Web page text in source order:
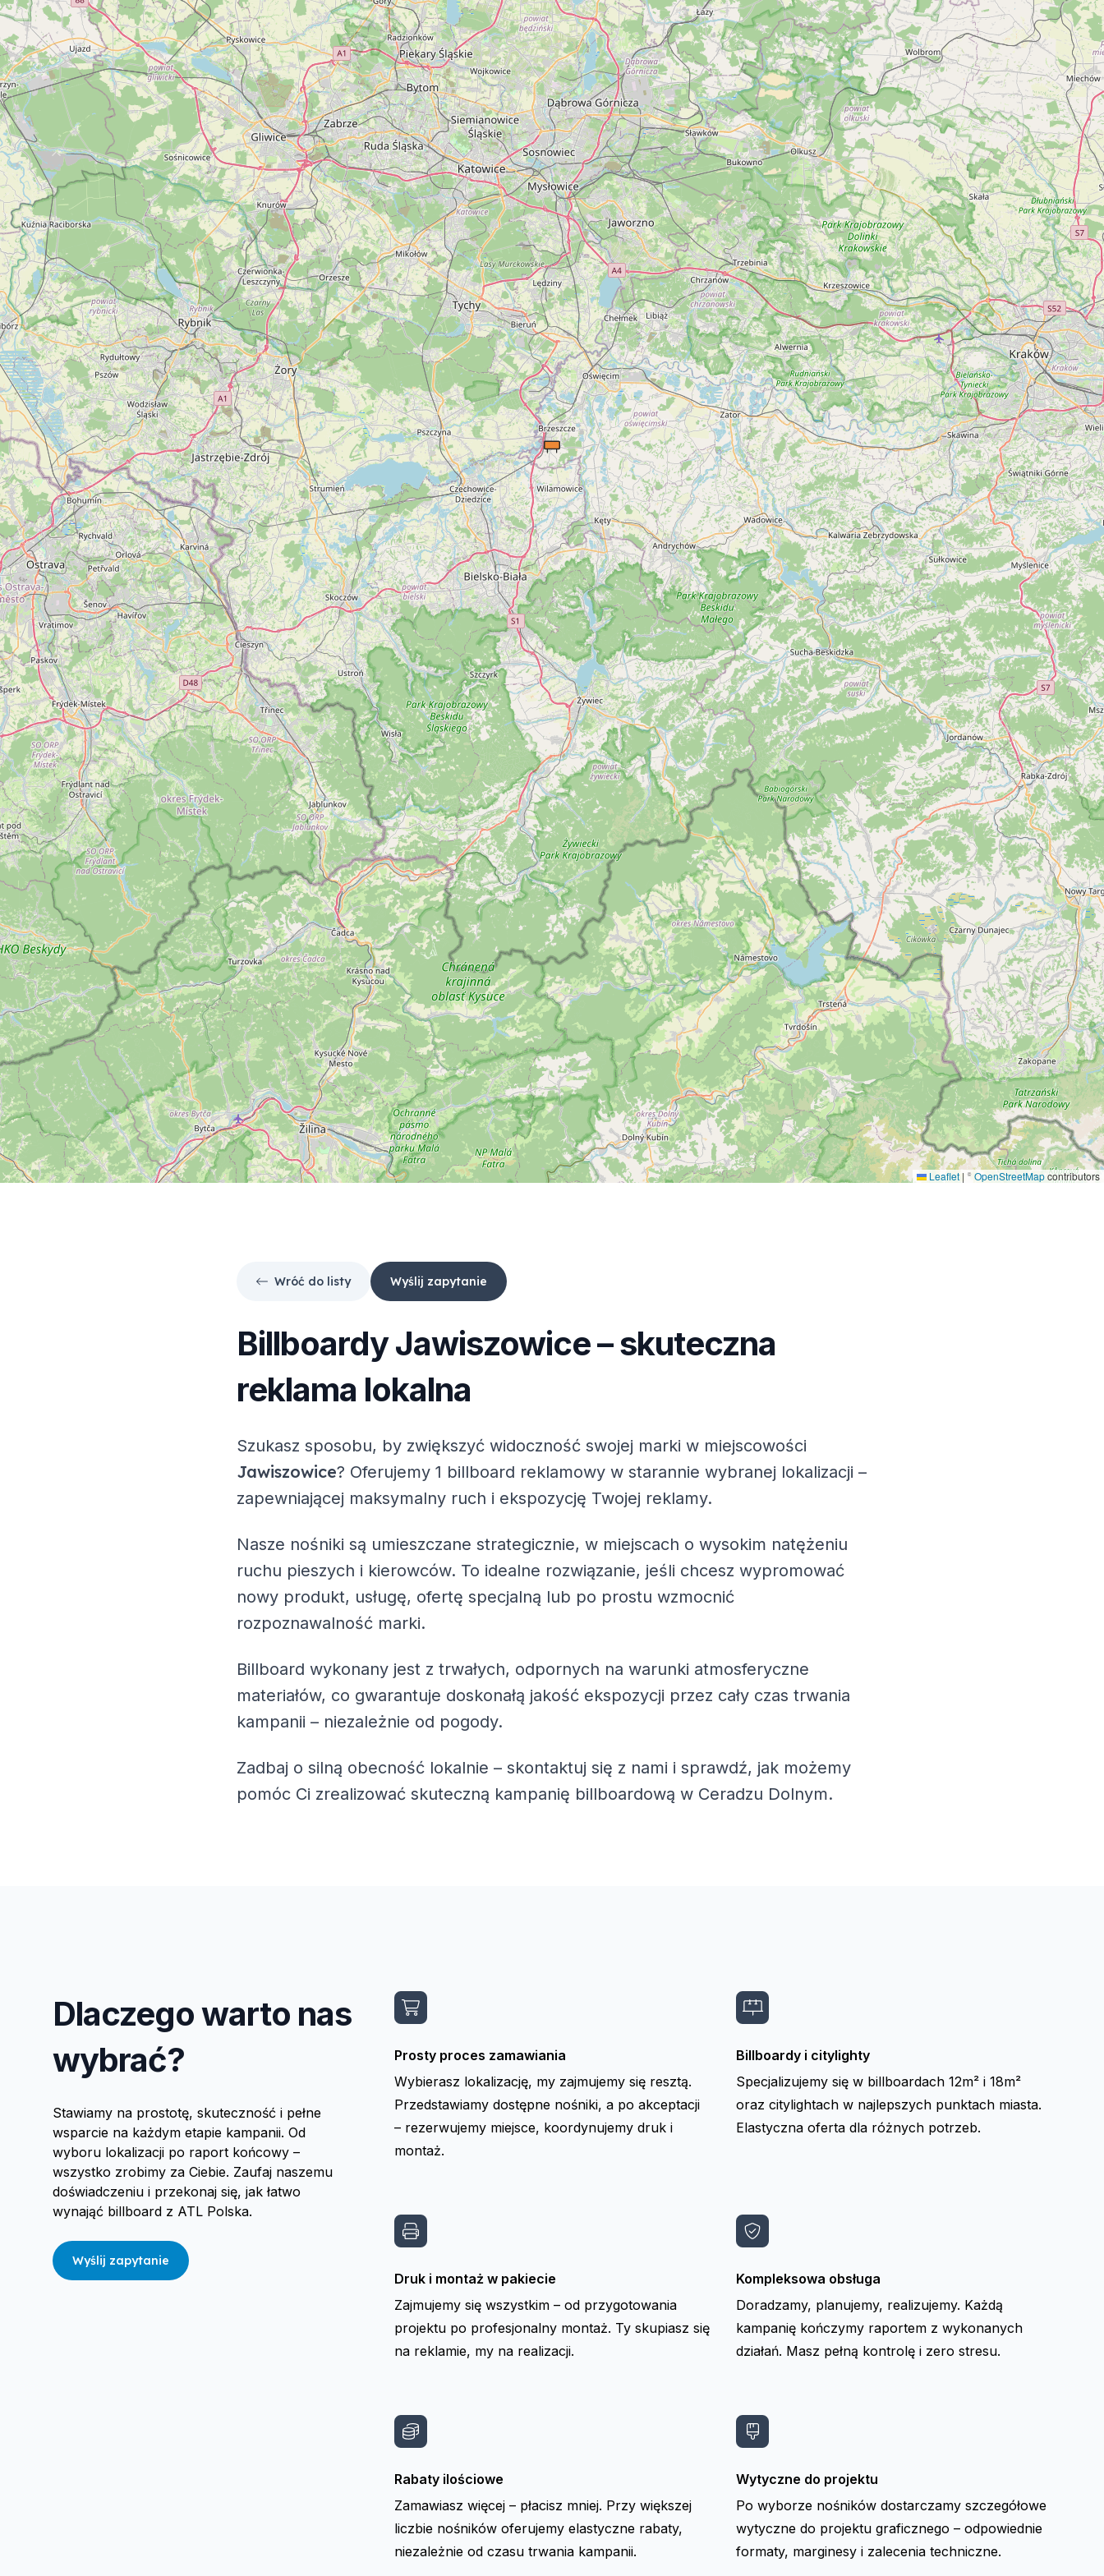
Leaflet | ©OpenStreetMapcontributors
Wróć do listy Wyślij zapytanie
BillboardyJawiszowice– skuteczna
reklama lokalna
Szukasz sposobu, by zwiększyć widoczność swojej marki w miejscowości
Jawiszowice? Oferujemy 1 billboard reklamowy w starannie wybranej lokalizacji –
zapewniającej maksymalny ruch i ekspozycję Twojej reklamy.
Nasze nośniki są umieszczane strategicznie, w miejscach o wysokim natężeniu
ruchu pieszych i kierowców. To idealne rozwiązanie, jeśli chcesz wypromować
nowy produkt, usługę, ofertę specjalną lub po prostu wzmocnić
rozpoznawalność marki.
Billboard wykonany jest z trwałych, odpornych na warunki atmosferyczne
materiałów, co gwarantuje doskonałą jakość ekspozycji przez cały czas trwania
kampanii – niezależnie od pogody.
Zadbaj o silną obecność lokalnie – skontaktuj się z nami i sprawdź, jak możemy
pomóc Ci zrealizować skuteczną kampanię billboardową w Ceradzu Dolnym.
Dlaczego warto nas
wybrać?
Stawiamy na prostotę, skuteczność i pełne
wsparcie na każdym etapie kampanii. Od
wyboru lokalizacji po raport końcowy –
wszystko zrobimy za Ciebie. Zaufaj naszemu
doświadczeniu i przekonaj się, jak łatwo
wynająć billboard z ATL Polska.
Wyślij zapytanie
Prosty proces zamawiania
Wybierasz lokalizację, my zajmujemy się resztą.
Przedstawiamy dostępne nośniki, a po akceptacji
– rezerwujemy miejsce, koordynujemy druk i
montaż.
Billboardy i citylighty
Specjalizujemy się w billboardach 12m² i 18m²
oraz citylightach w najlepszych punktach miasta.
Elastyczna oferta dla różnych potrzeb.
Druk i montaż w pakiecie
Zajmujemy się wszystkim – od przygotowania
projektu po profesjonalny montaż. Ty skupiasz się
na reklamie, my na realizacji.
Kompleksowa obsługa
Doradzamy, planujemy, realizujemy. Każdą
kampanię kończymy raportem z wykonanych
działań. Masz pełną kontrolę i zero stresu.
Rabaty ilościowe
Zamawiasz więcej – płacisz mniej. Przy większej
liczbie nośników oferujemy elastyczne rabaty,
niezależnie od czasu trwania kampanii.
Wytyczne do projektu
Po wyborze nośników dostarczamy szczegółowe
wytyczne do projektu graficznego – odpowiednie
formaty, marginesy i zalecenia techniczne.